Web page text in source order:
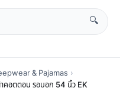
🔍
& Pajamas ›
อตตอน รอบอก 54 นิ้ว EK